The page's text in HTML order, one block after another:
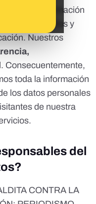
la desinformación
de malditos y
Nuestros
. Consecuentemente,
toda la información
los datos personales
de nuestra
del
CONTRA LA